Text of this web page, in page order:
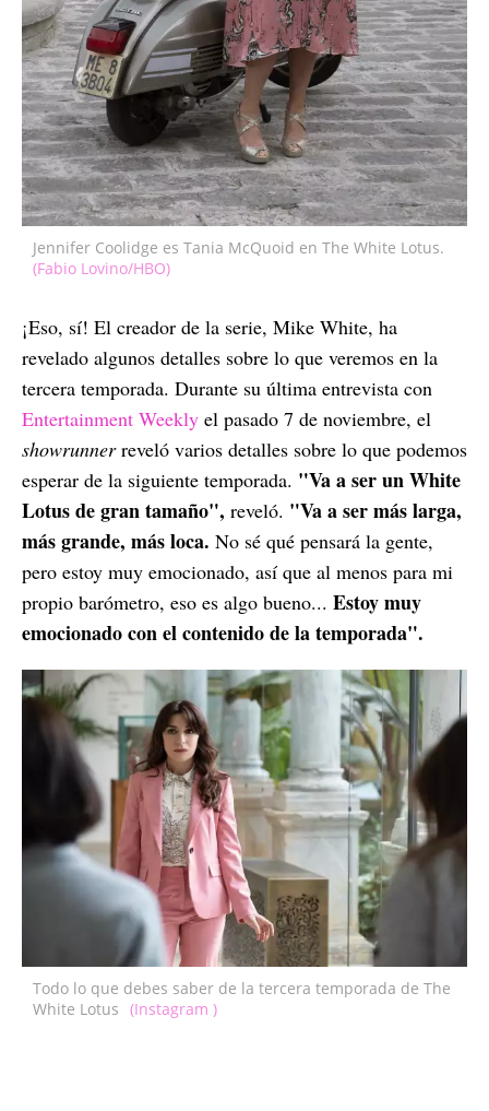
Jennifer Coolidge es Tania McQuoid en The White Lotus.
(Fabio Lovino/HBO)
¡Eso, sí! El creador de la serie, Mike White, ha
revelado algunos detalles sobre lo que veremos en la
tercera temporada. Durante su última entrevista con
Entertainment Weekly el pasado 7 de noviembre, el
showrunnerreveló varios detalles sobre lo que podemos
esperar de la siguiente temporada. "Va a ser un White
Lotus de gran tamaño", reveló. "Va a ser más larga,
más grande, más loca. No sé qué pensará la gente,
pero estoy muy emocionado, así que al menos para mi
propio barómetro, eso es algo bueno... Estoy muy
emocionado con el contenido de la temporada".
Todo lo que debes saber de la tercera temporada de The
White Lotus (Instagram )